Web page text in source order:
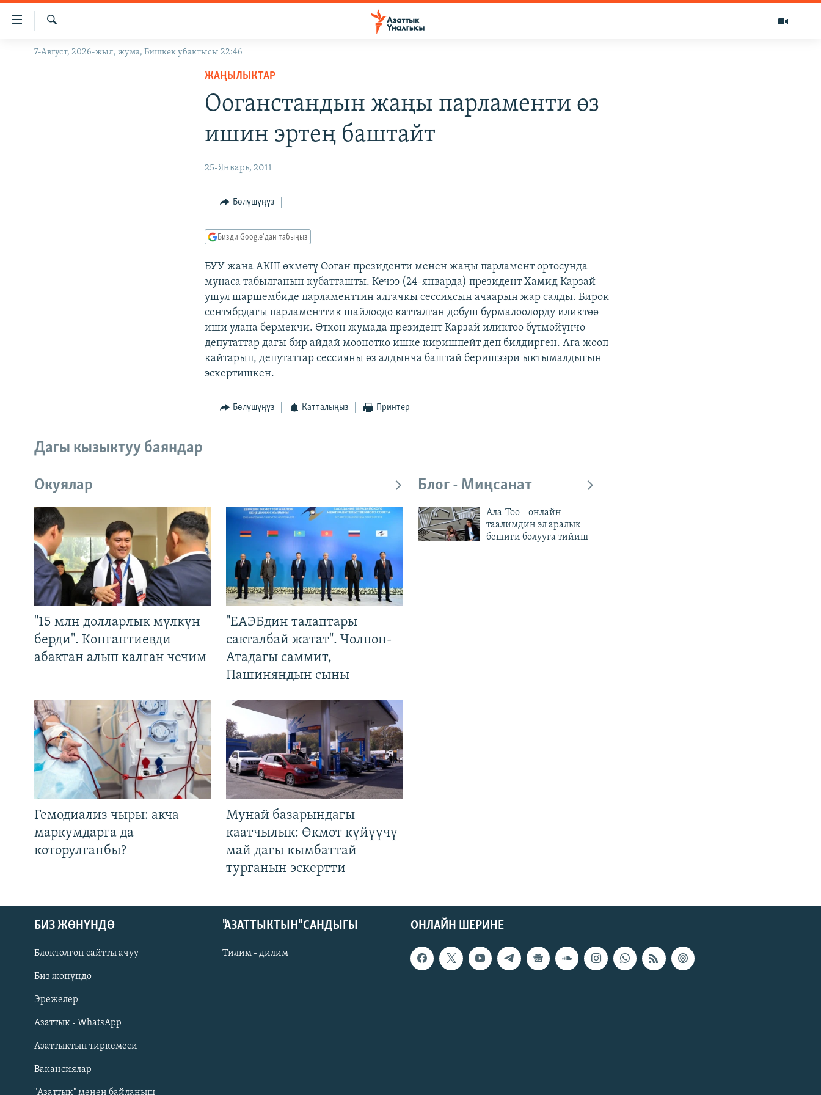
Линктер
Мазмунга
Навигацияга
ЖАҢЫЛЫКТАР
Русский
ОНЛАЙН ШЕРИНЕ
Издөө
7-Август, 2026-жыл, жума, Бишкек убактысы 22:46
ЖАҢЫЛЫКТАР
Ооганстандын жаңы парламенти өз
ишин эртең баштайт
25-Январь, 2011
Бөлүшүңүз
Бизди Google'дан табыңыз
БУУ жана АКШ өкмөтү Ооган президенти менен жаңы парламент ортосунда
мунаса табылганын кубатташты. Кечээ (24-январда) президент Хамид Карзай
ушул шаршембиде парламенттин алгачкы сессиясын ачаарын жар салды. Бирок
сентябрдагы парламенттик шайлоодо катталган добуш бурмалоолорду иликтөө
иши улана бермекчи. Өткөн жумада президент Карзай иликтөө бүтмөйүнчө
депутаттар дагы бир айдай мөөнөткө ишке киришпейт деп билдирген. Ага жооп
кайтарып, депутаттар сессияны өз алдынча баштай беришээри ыктымалдыгын
эскертишкен.
Бөлүшүңүз Катталыңыз Принтер
Дагы кызыктуу баяндар
Окуялар
"15 млн долларлык мүлкүн
берди". Конгантиевди
абактан алып калган чечим
"ЕАЭБдин талаптары
сакталбай жатат". Чолпон-
Атадагы саммит,
Пашиняндын сыны
Гемодиализ чыры: акча
маркумдарга да
которулганбы?
Мунай базарындагы
каатчылык: Өкмөт күйүүчү
май дагы кымбаттай
турганын эскертти
Блог - Миңсанат
Ала-Тоо – онлайн
таалимдин эл аралык
бешиги болууга тийиш
ОНЛАЙН ШЕРИНЕ
БИЗ ЖӨНҮНДӨ
Блоктолгон сайтты ачуу
Биз жөнүндө
Эрежелер
Азаттык - WhatsApp
Азаттыктын тиркемеси
Вакансиялар
"Азаттык" менен байланыш
"АЗАТТЫКТЫН" САНДЫГЫ
Тилим - дилим